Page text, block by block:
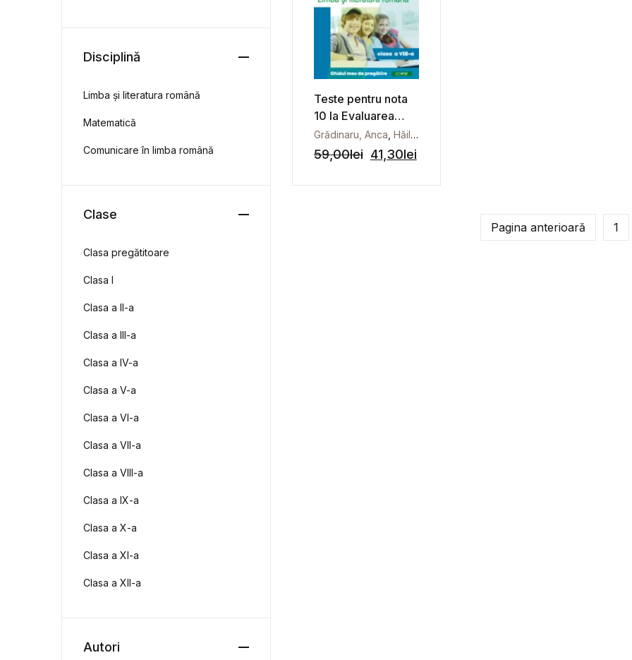
Teste pentru nota
10 la Evaluarea
națională la Limba
și literatura
a. Ghidul meu de
Grădinaru, Anca Hăilă, Irina
59,00lei 41,30lei
Pagina anterioară 1
Disciplină
Limba și literatura română
Matematică
Comunicare în limba română
Clase
Clasa pregătitoare
Clasa I
Clasa a II-a
Clasa a III-a
Clasa a IV-a
Clasa a V-a
Clasa a VI-a
Clasa a VII-a
Clasa a VIII-a
Clasa a IX-a
Clasa a X-a
Clasa a XI-a
Clasa a XII-a
Autori